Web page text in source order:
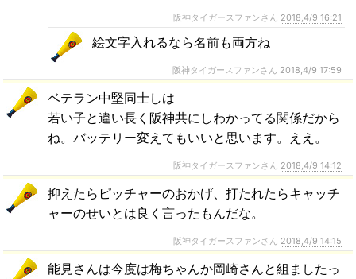
阪神タイガースファンさん 2018,4/9 16:21
絵文字入れるなら名前も両方ね
阪神タイガースファンさん 2018,4/9 17:59
ベテラン中堅同士しは
若い子と違い長く阪神共にしわかってる関係だから
ね。バッテリー変えてもいいと思います。ええ。
阪神タイガースファンさん 2018,4/9 14:12
抑えたらピッチャーのおかげ、打たれたらキャッチ
ャーのせいとは良く言ったもんだな。
阪神タイガースファンさん 2018,4/9 14:15
能見さんは今度は梅ちゃんか岡崎さんと組ましたっ